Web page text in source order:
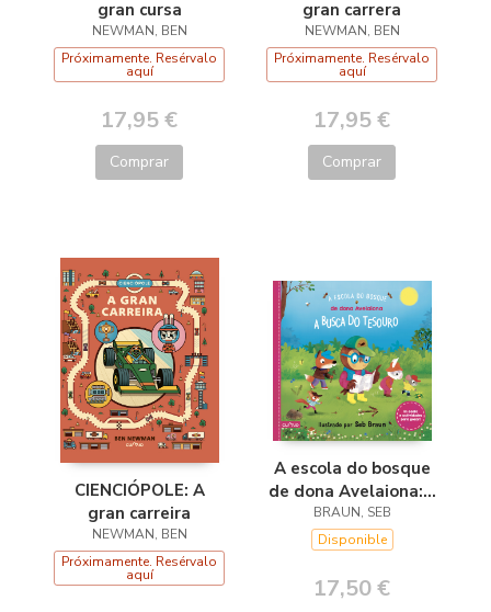
gran cursa
NEWMAN, BEN
Próximamente. Resérvalo
aquí
17,95 €
Comprar
gran carrera
NEWMAN, BEN
Próximamente. Resérvalo
aquí
17,95 €
Comprar
CIENCIÓPOLE: A
gran carreira
NEWMAN, BEN
Próximamente. Resérvalo
aquí
A escola do bosque
de dona Avelaiona:A
busca do tesouro
BRAUN, SEB
Disponible
17,50 €